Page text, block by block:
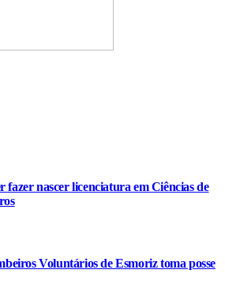
fazer nascer licenciatura em Ciências de
Voluntários de Esmoriz toma posse